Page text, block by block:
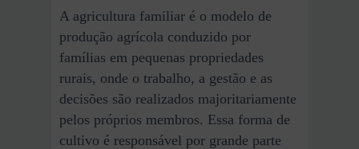
A agricultura familiar é o modelo de
produção agrícola conduzido por
famílias em pequenas propriedades
rurais, onde o trabalho, a gestão e as
decisões são realizados majoritariamente
pelos próprios membros. Essa forma de
cultivo é responsável por grande parte